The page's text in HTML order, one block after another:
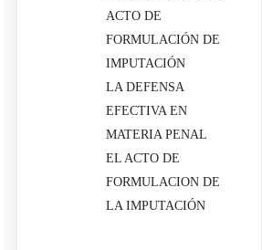
ACTO DE
FORMULACIÓN DE
IMPUTACIÓN
LA DEFENSA
EFECTIVA EN
MATERIA PENAL
EL ACTO DE
FORMULACION DE
LA IMPUTACIÓN